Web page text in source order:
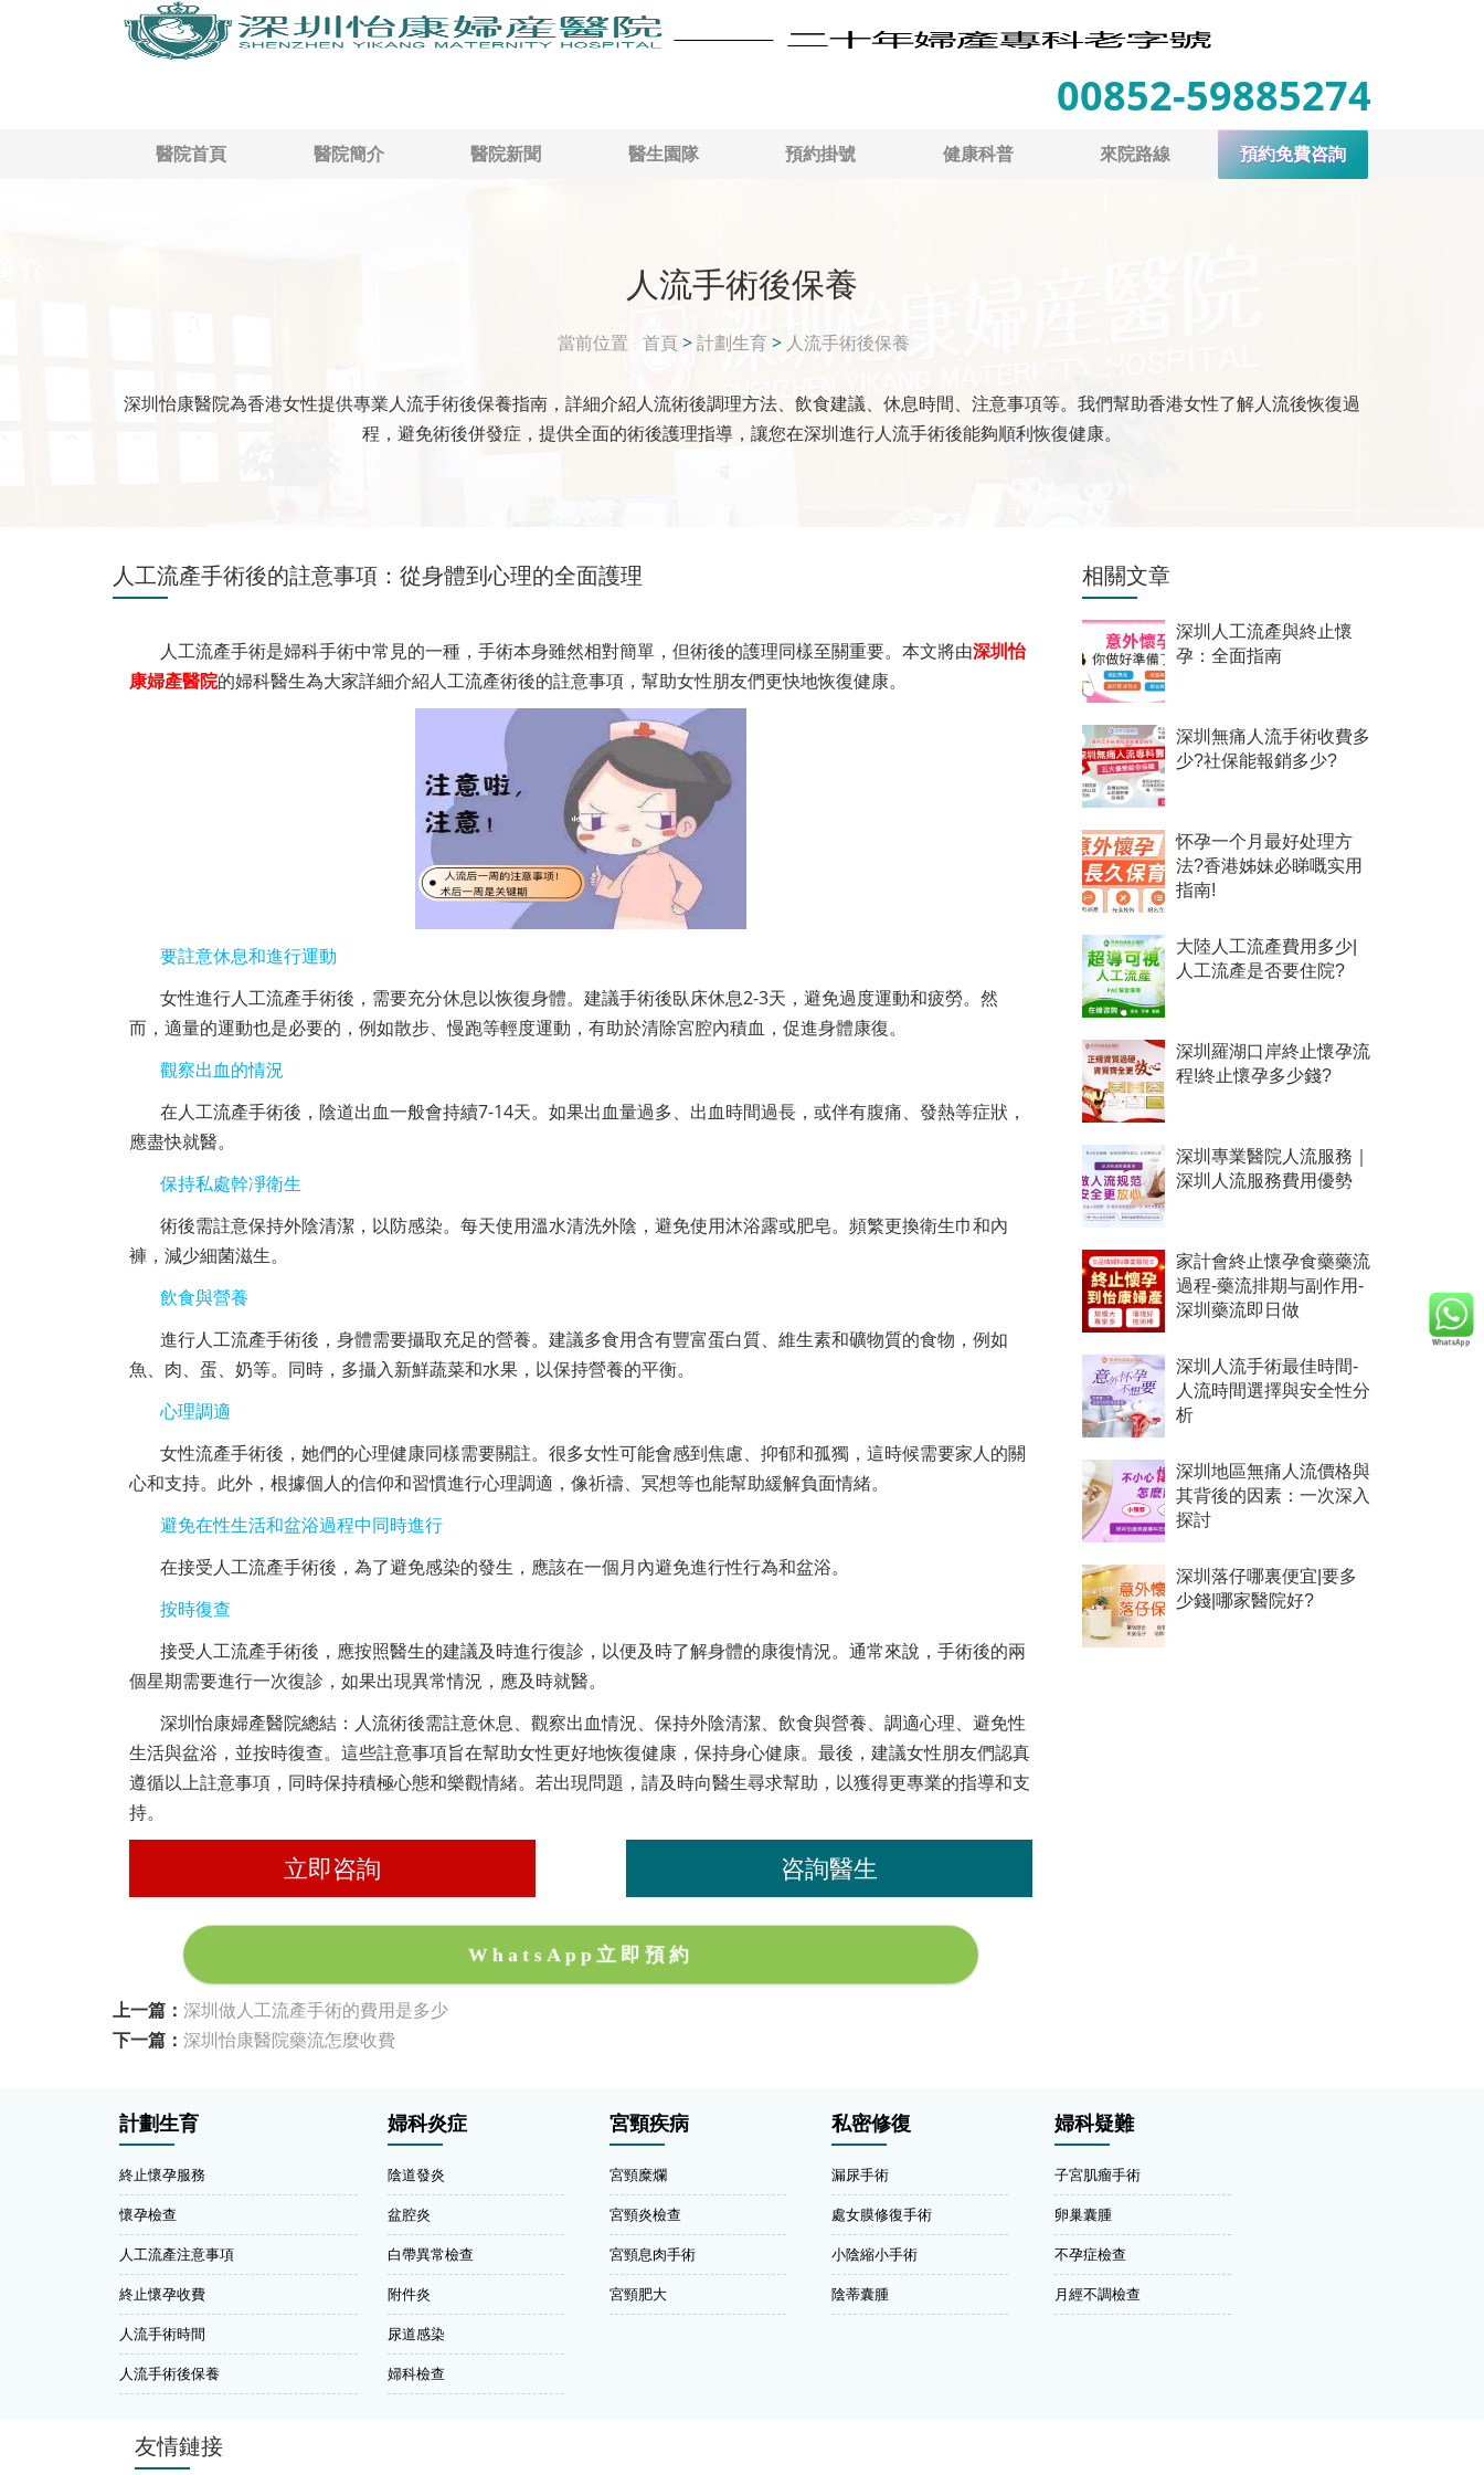
00852-59885274
醫院首頁 醫院簡介 醫院新聞 醫生園隊 預約掛號 健康科普 來院路線 預約免費咨詢
人流手術後保養
當前位置 首頁 >計劃生育> 人流手術後保養
深圳怡康醫院為香港女性提供專業人流手術後保養指南，詳細介紹人流術後調理方法、飲食建議、休息時間、注意事項等。我們幫助香港女性了解人流後恢復過
程，避免術後併發症，提供全面的術後護理指導，讓您在深圳進行人流手術後能夠順利恢復健康。
人工流產手術後的註意事項：從身體到心理的全面護理
人工流產手術是婦科手術中常見的一種，手術本身雖然相對簡單，但術後的護理同樣至關重要。本文將由深圳怡
康婦產醫院的婦科醫生為大家詳細介紹人工流產術後的註意事項，幫助女性朋友們更快地恢復健康。
要註意休息和進行運動
女性進行人工流產手術後，需要充分休息以恢復身體。建議手術後臥床休息2-3天，避免過度運動和疲勞。然
而，適量的運動也是必要的，例如散步、慢跑等輕度運動，有助於清除宮腔內積血，促進身體康復。
觀察出血的情況
在人工流產手術後，陰道出血一般會持續7-14天。如果出血量過多、出血時間過長，或伴有腹痛、發熱等症狀，
應盡快就醫。
保持私處幹凈衛生
術後需註意保持外陰清潔，以防感染。每天使用溫水清洗外陰，避免使用沐浴露或肥皂。頻繁更換衛生巾和內
褲，減少細菌滋生。
飲食與營養
進行人工流產手術後，身體需要攝取充足的營養。建議多食用含有豐富蛋白質、維生素和礦物質的食物，例如
魚、肉、蛋、奶等。同時，多攝入新鮮蔬菜和水果，以保持營養的平衡。
心理調適
女性流產手術後，她們的心理健康同樣需要關註。很多女性可能會感到焦慮、抑郁和孤獨，這時候需要家人的關
心和支持。此外，根據個人的信仰和習慣進行心理調適，像祈禱、冥想等也能幫助緩解負面情緒。
避免在性生活和盆浴過程中同時進行
在接受人工流產手術後，為了避免感染的發生，應該在一個月內避免進行性行為和盆浴。
按時復查
接受人工流產手術後，應按照醫生的建議及時進行復診，以便及時了解身體的康復情況。通常來說，手術後的兩
個星期需要進行一次復診，如果出現異常情況，應及時就醫。
深圳怡康婦產醫院總結：人流術後需註意休息、觀察出血情況、保持外陰清潔、飲食與營養、調適心理、避免性
生活與盆浴，並按時復查。這些註意事項旨在幫助女性更好地恢復健康，保持身心健康。最後，建議女性朋友們認真
遵循以上註意事項，同時保持積極心態和樂觀情緒。若出現問題，請及時向醫生尋求幫助，以獲得更專業的指導和支
持。
立即咨詢 咨詢醫生
WhatsApp立即預約
上一篇： 深圳做人工流產手術的費用是多少
下一篇： 深圳怡康醫院藥流怎麼收費
相關文章
深圳人工流產與終止懷
孕：全面指南
深圳無痛人流手術收費多
少?社保能報銷多少?
怀孕一个月最好处理方
法?香港姊妹必睇嘅实用
指南!
大陸人工流產費用多少|
人工流產是否要住院?
深圳羅湖口岸終止懷孕流
程!終止懷孕多少錢?
深圳專業醫院人流服務｜
深圳人流服務費用優勢
家計會終止懷孕食藥藥流
過程-藥流排期与副作用-
深圳藥流即日做
深圳人流手術最佳時間-
人流時間選擇與安全性分
析
深圳地區無痛人流價格與
其背後的因素：一次深入
探討
深圳落仔哪裏便宜|要多
少錢|哪家醫院好?
計劃生育
終止懷孕服務
懷孕檢查
人工流產注意事項
終止懷孕收費
人流手術時間
人流手術後保養
婦科炎症
陰道發炎
盆腔炎
白帶異常檢查
附件炎
尿道感染
婦科檢查
宮頸疾病
宮頸糜爛
宮頸炎檢查
宮頸息肉手術
宮頸肥大
私密修復
漏尿手術
處女膜修復手術
小陰縮小手術
陰蒂囊腫
婦科疑難
子宮肌瘤手術
卵巢囊腫
不孕症檢查
月經不調檢查
友情鏈接